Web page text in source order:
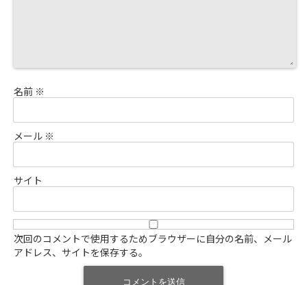
名前 ※
メール ※
サイト
次回のコメントで使用するためブラウザーに自分の名前、メール
アドレス、サイトを保存する。